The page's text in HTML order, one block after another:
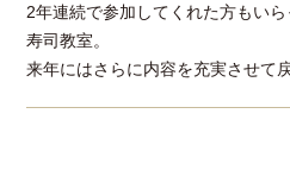
2年連続で参加してくれた方もい
寿司教室。
来年にはさらに内容を充実させて